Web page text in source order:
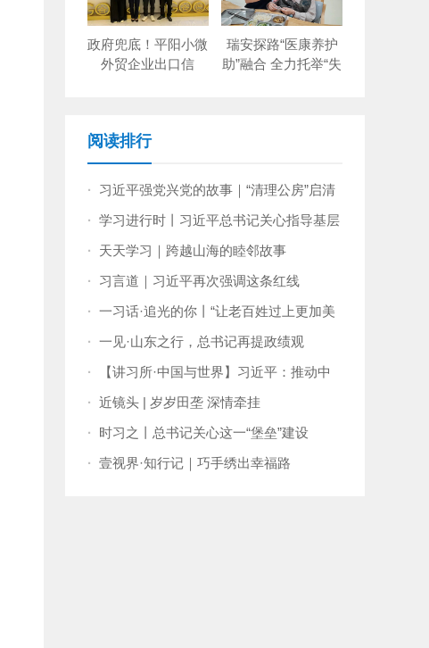
政府兜底！平阳小微
外贸企业出口信
瑞安探路“医康养护
助”融合 全力托举“失
阅读排行
·
习近平强党兴党的故事｜“清理公房”启清
风
· 学习进行时丨习近平总书记关心指导基层
党建的故事
·
天天学习｜跨越山海的睦邻故事
·
习言道｜习近平再次强调这条红线
· 一习话·追光的你丨“让老百姓过上更加美
好的生活”
· 一见·山东之行，总书记再提政绩观
·
【讲习所·中国与世界】习近平：推动中
孟两国关系向更高水平发展
· 近镜头 | 岁岁田垄 深情牵挂
·
时习之丨总书记关心这一“堡垒”建设
· 壹视界·知行记｜巧手绣出幸福路